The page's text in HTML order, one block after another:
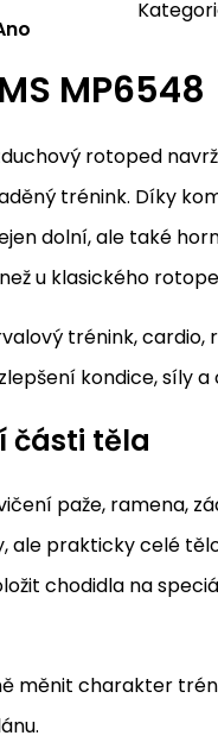
MP6548
rotoped
trénink. Díky
dolní, ale také
u klasického
trénink, cardio,
kondice, síly a
části těla
paže, ramena,
ale prakticky celé
chodidla na
měnit charakter